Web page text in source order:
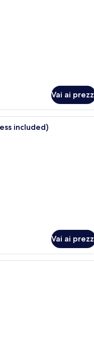
Vai ai
Una moderna camera
included)
Vai ai
Una camera d'albergo con